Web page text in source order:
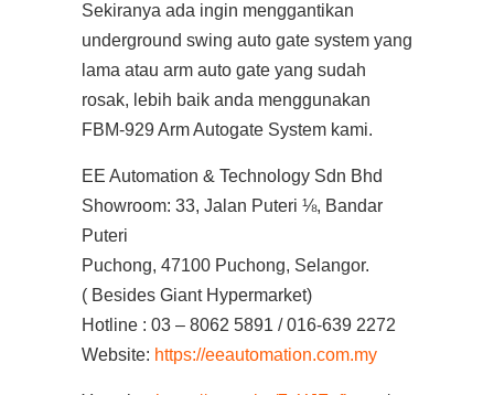
Sekiranya ada ingin menggantikan
underground swing auto gate system yang
lama atau arm auto gate yang sudah
rosak, lebih baik anda menggunakan
FBM-929 Arm Autogate System kami.
EE Automation & Technology Sdn Bhd
Showroom: 33, Jalan Puteri ⅛, Bandar
Puteri
Puchong, 47100 Puchong, Selangor.
( Besides Giant Hypermarket)
Hotline : 03 – 8062 5891 / 016-639 2272
Website: https://eeautomation.com.my